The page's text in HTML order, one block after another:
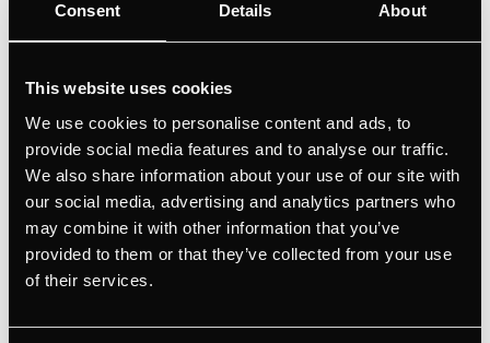
Consent Details About
This website uses cookies
We use cookies to personalise content and ads, to
provide social media features and to analyse our traffic.
We also share information about your use of our site with
our social media, advertising and analytics partners who
may combine it with other information that you’ve
provided to them or that they’ve collected from your use
of their services.
VarioShelves и VarioBoxes
ЭНЕРГЕТИЧЕСКАЯ МЕТКА
Характеристики